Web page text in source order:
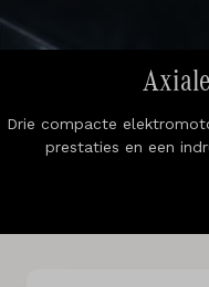
Drie compacte
prestaties en een